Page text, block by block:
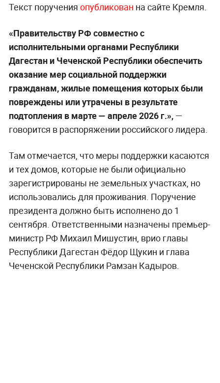
Текст поручения опубликован на сайте Кремля.
«Правительству РФ совместно с
исполнительными органами Республики
Дагестан и Чеченской Республики обеспечить
оказание мер социальной поддержки
гражданам, жилые помещения которых были
повреждены или утрачены в результате
подтопления в марте — апреле 2026 г.», —
говорится в распоряжении российского лидера.
Там отмечается, что меры поддержки касаются
и тех домов, которые не были официально
зарегистрированы не земельных участках, но
использовались для проживания. Поручение
президента должно быть исполнено до 1
сентября. Ответственными назначены премьер-
министр РФ Михаил Мишустин, врио главы
Республики Дагестан Фёдор Щукин и глава
Чеченской Республики Рамзан Кадыров.